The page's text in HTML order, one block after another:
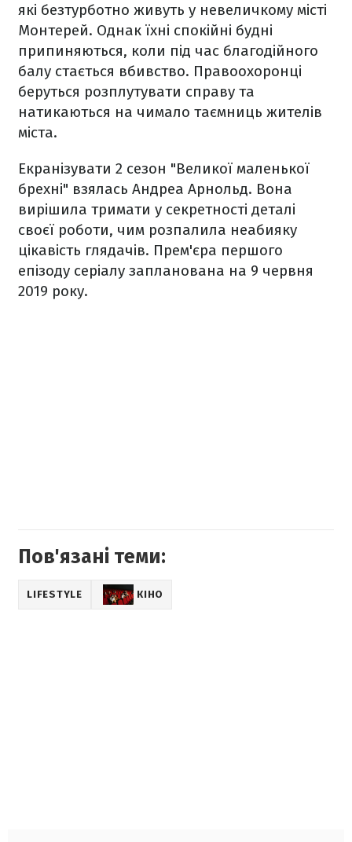
які безтурботно живуть у невеличкому місті
Монтерей. Однак їхні спокійні будні
припиняються, коли під час благодійного
балу стається вбивство. Правоохоронці
беруться розплутувати справу та
натикаються на чимало таємниць жителів
міста.
Екранізувати 2 сезон "Великої маленької
брехні" взялась Андреа Арнольд. Вона
вирішила тримати у секретності деталі
своєї роботи, чим розпалила неабияку
цікавість глядачів. Прем'єра першого
епізоду серіалу запланована на 9 червня
2019 року.
Пов'язані теми:
LIFESTYLE КІНО